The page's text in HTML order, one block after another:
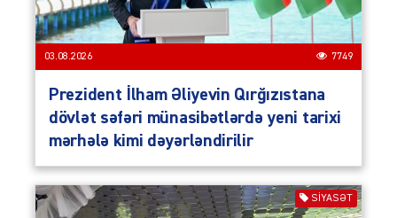
03.08.2026 7749
Prezident İlham Əliyevin Qırğızıstana
dövlət səfəri münasibətlərdə yeni tarixi
mərhələ kimi dəyərləndirilir
SIYASƏT